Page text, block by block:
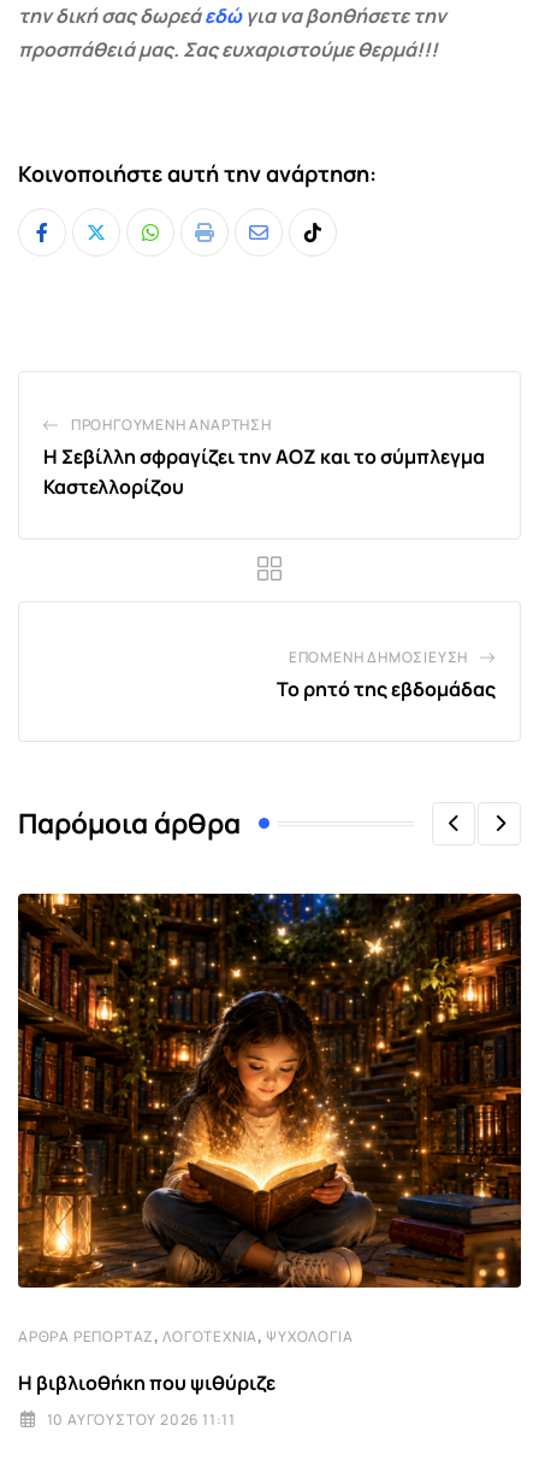
την δική σας δωρεάεδώγια να βοηθήσετε την
προσπάθειά μας. Σας ευχαριστούμε θερμά!!!
Κοινοποιήστε αυτή την ανάρτηση:
Whatsapp
Print
ShareTiktok
ΠΡΟΗΓΟΎΜΕΝΗ ΑΝΆΡΤΗΣΗ
Η Σεβίλλη σφραγίζει την ΑΟΖ και το σύμπλεγμα
Καστελλορίζου
ΕΠΌΜΕΝΗ ΔΗΜΟΣΊΕΥΣΗ
Το ρητό της εβδομάδας
Παρόμοια άρθρα
ΆΡΘΡΑ ΡΕΠΟΡΤΆΖ,ΛΟΓΟΤΕΧΝΊΑ, ΨΥΧΟΛΟΓΊΑ
Η βιβλιοθήκη που ψιθύριζε
10 ΑΥΓΟΎΣΤΟΥ 2026 11:11